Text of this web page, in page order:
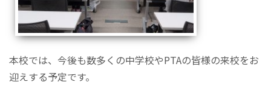
本校では、今後も数多くの中学校やPTAの皆様の来校をお
迎えする予定です。